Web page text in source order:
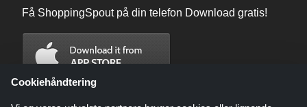
Få ShoppingSpout på din telefon Download gratis!
Cookiehåndtering